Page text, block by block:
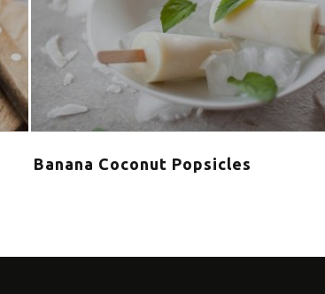
Banana Coconut Popsicles